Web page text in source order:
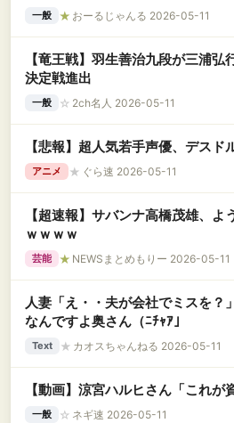
一般 ★ おーるじゃんる 2026-05-11
【竜王戦】羽生善治九段が三浦
決定戦進出
一般 ☆ 2ch名人 2026-05-11
【悲報】超人気若手声優、デスド
アニメ ★ ぐら速 2026-05-11
【超速報】サバンナ高橋茂雄、よ
ｗｗｗｗ
芸能 ★ NEWSまとめもりー 2026-05-11
人妻「え・・夫が会社でミスを？
なんですよ奥さん（ﾆﾁｬｱ」
Text ★ カオスちゃんねる 2026-05-11
【動画】涼宮ハルヒさん「これが
一般 ☆ ネギ速 2026-05-11